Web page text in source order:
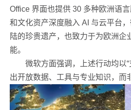
Office 界面也提供 30 多种欧洲语
和文化资产深度融入 AI 与云平台
陆的珍贵遗产，也致力于为欧洲企
能。
微软方面强调，上述行动均以“
出开放数据、工具与专业知识，而